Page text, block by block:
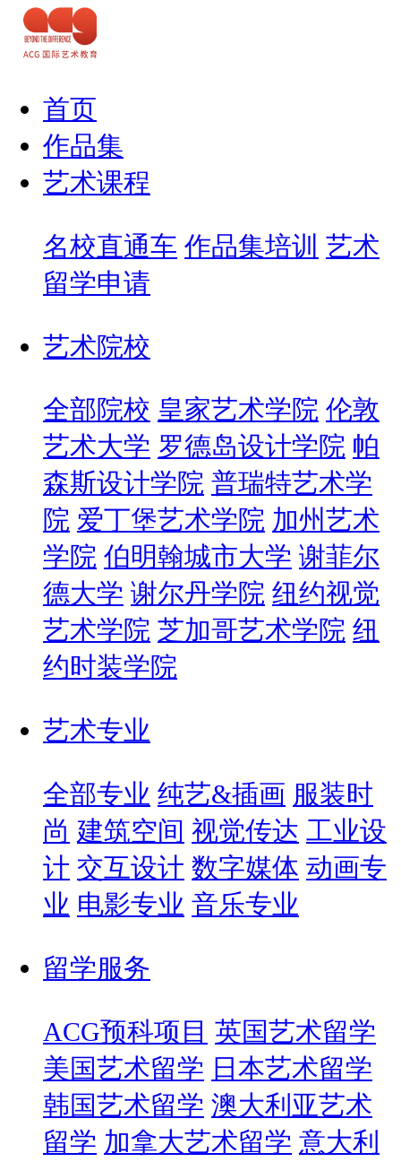
首页
作品集
艺术课程
名校直通车 作品集培训 艺术
留学申请
艺术院校
全部院校 皇家艺术学院 伦敦
艺术大学 罗德岛设计学院 帕
森斯设计学院 普瑞特艺术学
院 爱丁堡艺术学院 加州艺术
学院 伯明翰城市大学 谢菲尔
德大学 谢尔丹学院 纽约视觉
艺术学院 芝加哥艺术学院 纽
约时装学院
艺术专业
全部专业 纯艺&插画 服装时
尚 建筑空间 视觉传达 工业设
计 交互设计 数字媒体 动画专
业 电影专业 音乐专业
留学服务
ACG预科项目 英国艺术留学
美国艺术留学 日本艺术留学
韩国艺术留学 澳大利亚艺术
留学 加拿大艺术留学 意大利